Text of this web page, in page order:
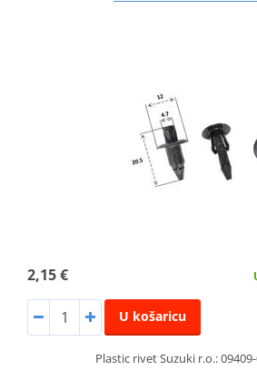
2,15 €
U košaricu
Plastic rivet Suzuki r.o.: